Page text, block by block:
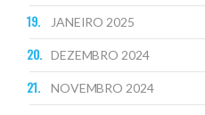
JANEIRO 2025
DEZEMBRO 2024
NOVEMBRO 2024